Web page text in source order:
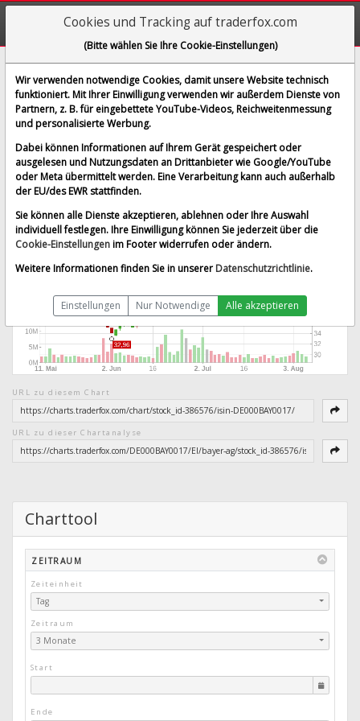
Bayer AG
[BAYN | WKN BAY001 | ISIN DE000BAY0017]
49,815 € 0,84 %
Echtzeit-Aktienkurs vom 07.08.2026 um 17:10 Uhr
Echtzeit Euro Splitbereinigt
URL zu diesem Chart
URL zu dieser Chartanalyse
Charttool
ZEITRAUM
Zeiteinheit
Tag
Zeitraum
3 Monate
Start
Ende
Cookies und Tracking auf traderfox.com
(Bitte wählen Sie Ihre Cookie-Einstellungen)
Wir verwenden notwendige Cookies, damit unsere Website technisch
funktioniert. Mit Ihrer Einwilligung verwenden wir außerdem Dienste von
Partnern, z. B. für eingebettete YouTube-Videos, Reichweitenmessung
und personalisierte Werbung.
Dabei können Informationen auf Ihrem Gerät gespeichert oder
ausgelesen und Nutzungsdaten an Drittanbieter wie Google/YouTube
oder Meta übermittelt werden. Eine Verarbeitung kann auch außerhalb
der EU/des EWR stattfinden.
Sie können alle Dienste akzeptieren, ablehnen oder Ihre Auswahl
individuell festlegen. Ihre Einwilligung können Sie jederzeit über die
Cookie-Einstellungenim Footer widerrufen oder ändern.
Weitere Informationen finden Sie in unserer Datenschutzrichtlinie.
Einstellungen Nur Notwendige Alle akzeptieren